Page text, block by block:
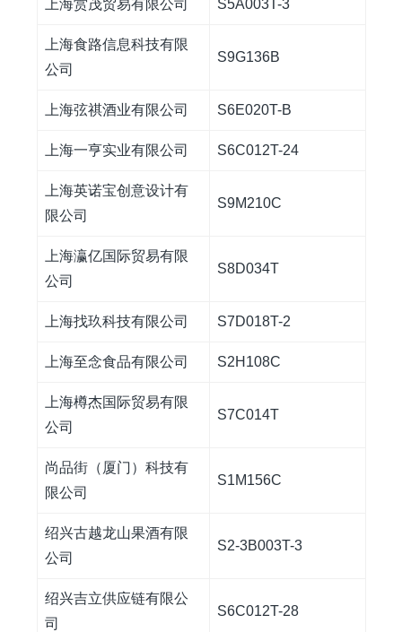
上海赏茂贸易有限公司 S5A003T-3
上海食路信息科技有限
公司
S9G136B
上海弦祺酒业有限公司 S6E020T-B
上海一亨实业有限公司 S6C012T-24
上海英诺宝创意设计有
限公司
S9M210C
上海瀛亿国际贸易有限
公司
S8D034T
上海找玖科技有限公司 S7D018T-2
上海至念食品有限公司 S2H108C
上海樽杰国际贸易有限
公司
S7C014T
尚品街（厦门）科技有
限公司
S1M156C
绍兴古越龙山果酒有限
公司
S2-3B003T-3
绍兴吉立供应链有限公
司
S6C012T-28